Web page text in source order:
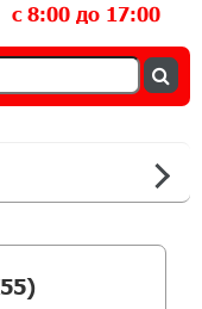
с 8:00 до 17:00